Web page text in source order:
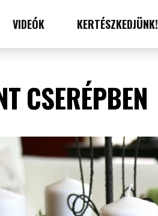
VIDEÓK KERTÉSZKEDJÜNK!
CSERÉPBEN